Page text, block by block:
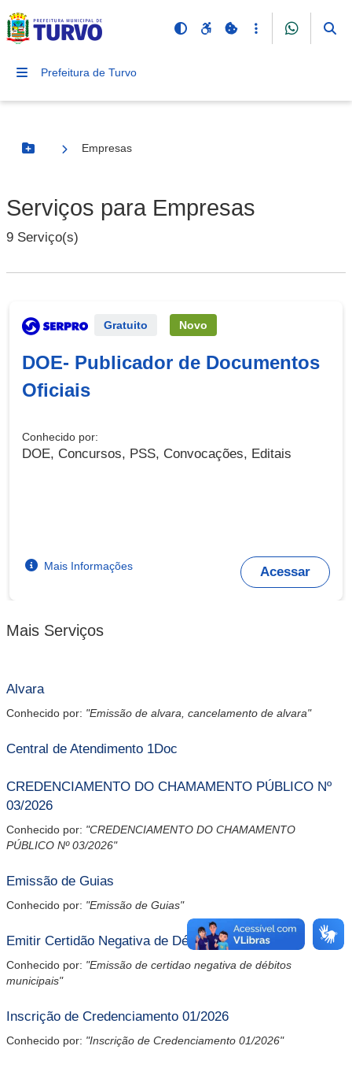
Prefeitura de Turvo
Botão Menu
Empresas
Serviços para Empresas
9 Serviço(s)
Serviço Externo Gratuito Novo
DOE- Publicador de Documentos
Oficiais
Conhecido por:
DOE, Concursos, PSS, Convocações, Editais
Mais Informações Acessar
Mais Serviços
Alvara
Conhecido por: "Emissão de alvara, cancelamento de alvara"
Central de Atendimento 1Doc
CREDENCIAMENTO DO CHAMAMENTO PÚBLICO Nº
03/2026
Conhecido por: "CREDENCIAMENTO DO CHAMAMENTO
PÚBLICO Nº 03/2026"
Emissão de Guias
Conhecido por: "Emissão de Guias"
Emitir Certidão Negativa de Débitos
Conhecido por: "Emissão de certidao negativa de débitos
municipais"
Inscrição de Credenciamento 01/2026
Conhecido por: "Inscrição de Credenciamento 01/2026"